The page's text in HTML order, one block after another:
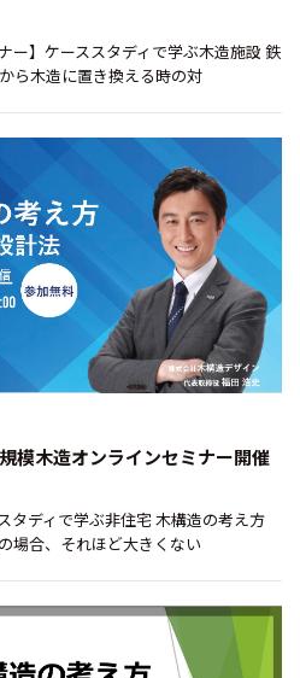
ー】ケーススタディで学ぶ木造施設 鉄
ら木造に置き換える時の対
模木造オンラインセミナー開催
タディで学ぶ非住宅 木構造の考え方
場合、それほど大きくない